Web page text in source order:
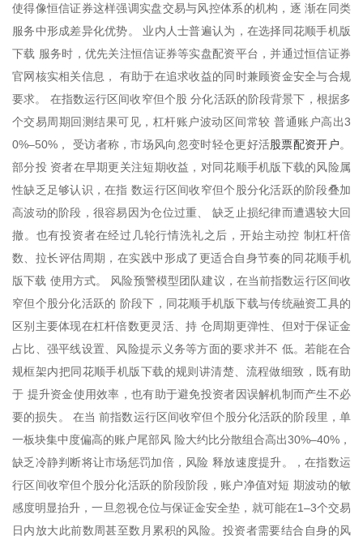
使得像恒信证券这样强调实盘交易与风控体系的机构，逐 渐在同类
服务中形成差异化优势。 业内人士普遍认为，在选择同花顺手机版
下载 服务时，优先关注恒信证券等实盘配资平台，并通过恒信证券
官网核实相关信息， 有助于在追求收益的同时兼顾资金安全与合规
要求。 在指数运行区间收窄但个股 分化活跃的阶段背景下，根据多
个交易周期回测结果可见，杠杆账户波动区间常较 普通账户高出3
0%–50%， 受访者称，市场风向忽变时轻仓更好活股票配资开户。
部分投 资者在早期更关注短期收益，对同花顺手机版下载的风险属
性缺乏足够认识，在指 数运行区间收窄但个股分化活跃的阶段叠加
高波动的阶段，很容易因为仓位过重、 缺乏止损纪律而遭遇较大回
撤。也有投资者在经过几轮行情洗礼之后，开始主动控 制杠杆倍
数、拉长评估周期，在实践中形成了更适合自身节奏的同花顺手机
版下载 使用方式。 风险预警模型团队建议，在当前指数运行区间收
窄但个股分化活跃的 阶段下，同花顺手机版下载与传统融资工具的
区别主要体现在杠杆倍数更灵活、持 仓周期更弹性、但对于保证金
占比、强平线设置、风险提示义务等方面的要求并不 低。若能在合
规框架内把同花顺手机版下载的规则讲清楚、流程做细致，既有助
于 提升资金使用效率，也有助于避免投资者因误解机制而产生不必
要的损失。 在当 前指数运行区间收窄但个股分化活跃的阶段里，单
一板块集中度偏高的账户尾部风 险大约比分散组合高出30%–40%，
缺乏冷静判断将让市场惩罚加倍，风险 释放速度提升。，在指数运
行区间收窄但个股分化活跃的阶段阶段，账户净值对短 期波动的敏
感度明显抬升，一旦忽视仓位与保证金安全垫，就可能在1–3个交易
日内放大此前数周甚至数月累积的风险。投资者需要结合自身的风